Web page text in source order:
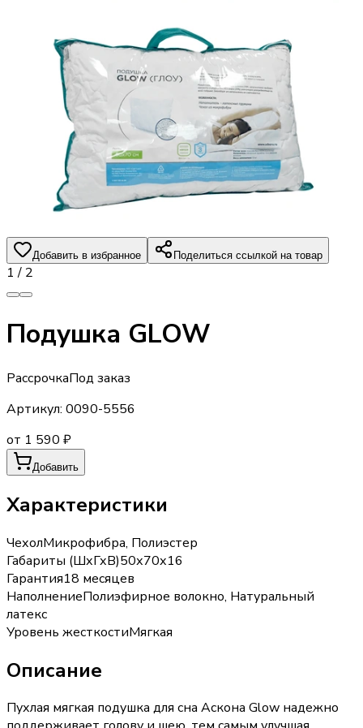
Добавить в избранное Поделиться ссылкой на товар
1 / 2
Подушка GLOW
РассрочкаПод заказ
Артикул: 0090-5556
от 1 590 ₽
Добавить
Характеристики
ЧехолМикрофибра, Полиэстер
Габариты (ШхГхВ)50х70х16
Гарантия18 месяцев
НаполнениеПолиэфирное волокно, Натуральный
латекс
Уровень жесткостиМягкая
Описание
Пухлая мягкая подушка для сна Аскона Glow надежно